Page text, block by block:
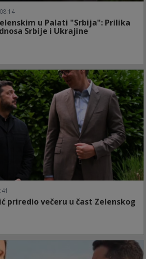
u Palati "Srbija": Prilika
Srbije i Ukrajine
priredio večeru u čast Zelenskog